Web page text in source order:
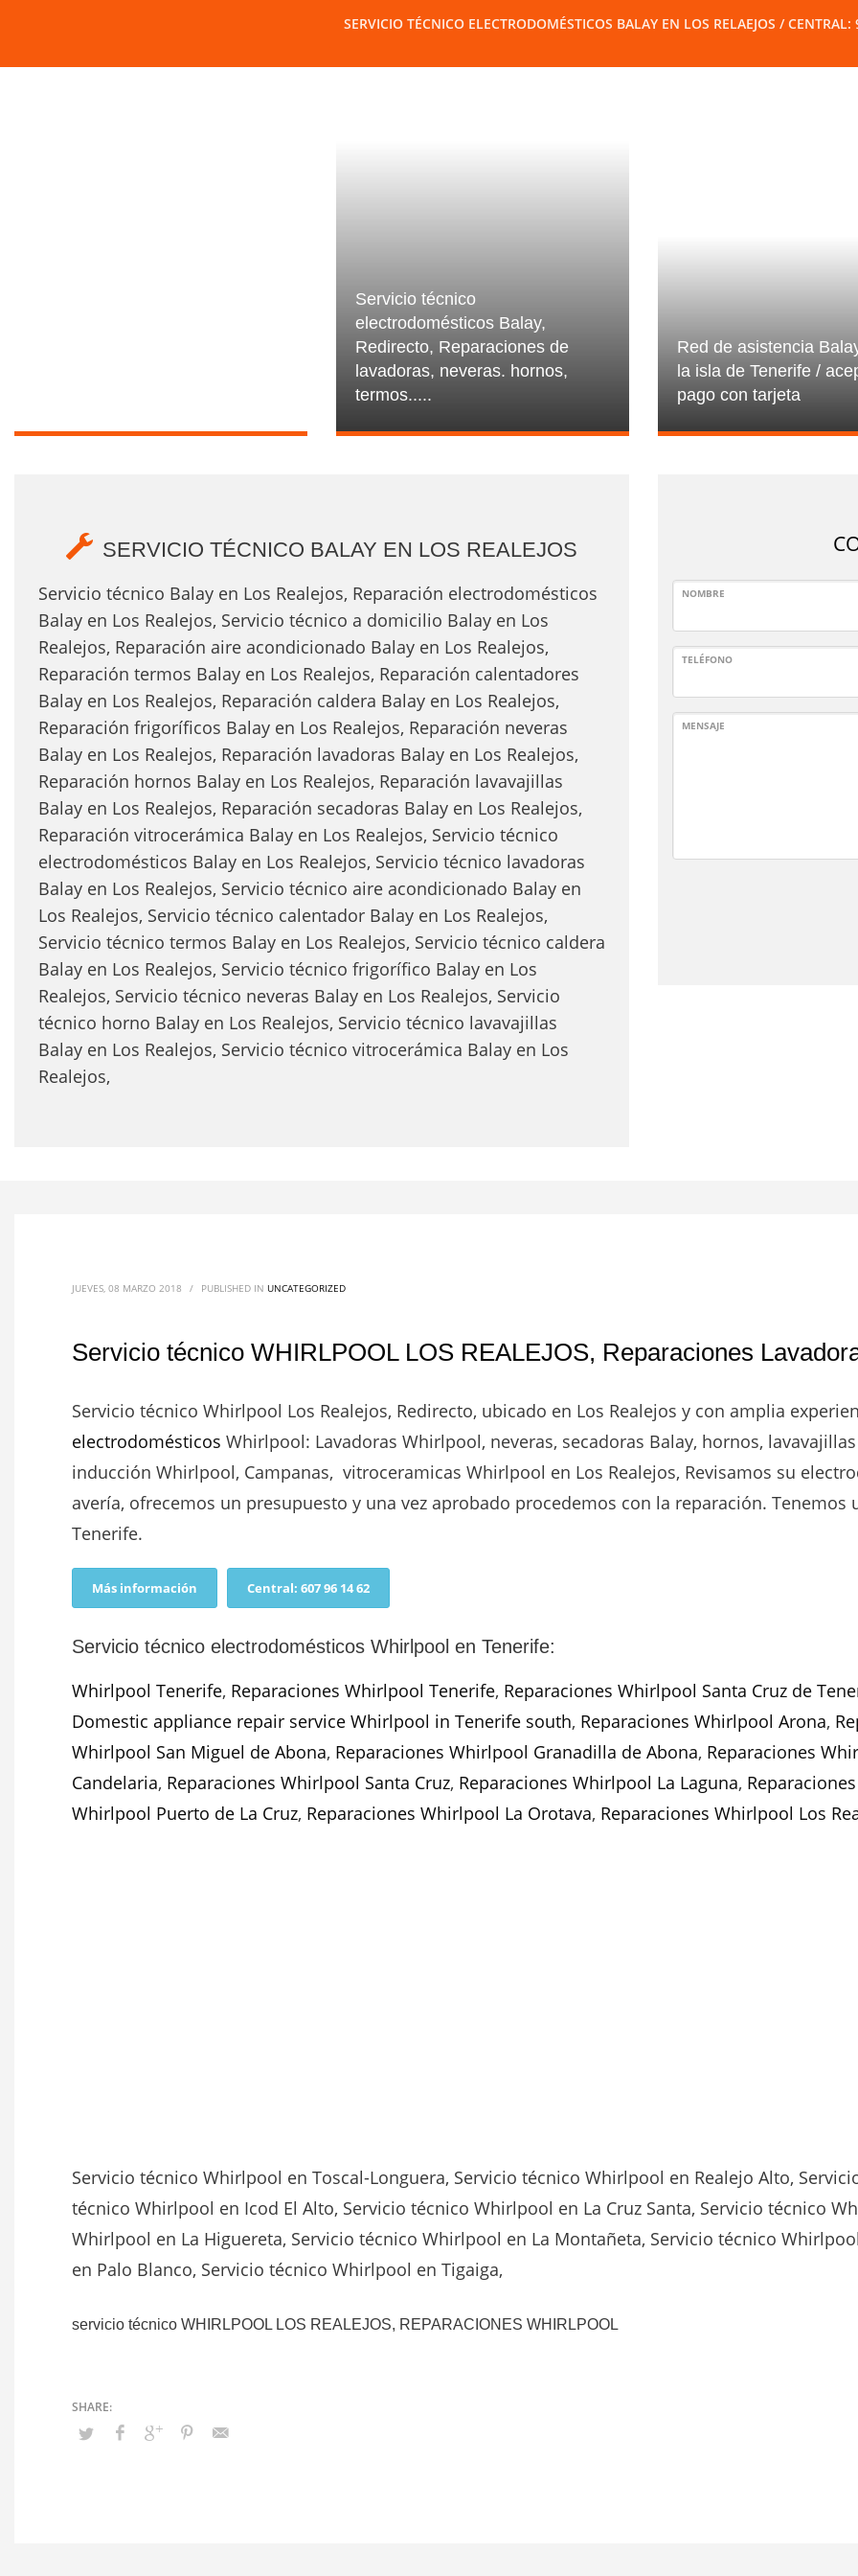
SERVICIO TÉCNICO ELECTRODOMÉSTICOS BALAY EN LOS RELAEJOS /
Servicio técnico
electrodomésticos Balay,
Redirecto, Reparaciones de
lavadoras, neveras. hornos,
termos.....
Red de asistencia
la isla de Tenerife /
pago con tarjeta
SERVICIO TÉCNICO BALAY EN LOS REALEJOS
Servicio técnico Balay en Los Realejos, Reparación electrodomésticos
Balay en Los Realejos, Servicio técnico a domicilio Balay en Los
Realejos, Reparación aire acondicionado Balay en Los Realejos,
Reparación termos Balay en Los Realejos, Reparación calentadores
Balay en Los Realejos, Reparación caldera Balay en Los Realejos,
Reparación frigoríficos Balay en Los Realejos, Reparación neveras
Balay en Los Realejos, Reparación lavadoras Balay en Los Realejos,
Reparación hornos Balay en Los Realejos, Reparación lavavajillas
Balay en Los Realejos, Reparación secadoras Balay en Los Realejos,
Reparación vitrocerámica Balay en Los Realejos, Servicio técnico
electrodomésticos Balay en Los Realejos, Servicio técnico lavadoras
Balay en Los Realejos, Servicio técnico aire acondicionado Balay en
Los Realejos, Servicio técnico calentador Balay en Los Realejos,
Servicio técnico termos Balay en Los Realejos, Servicio técnico caldera
Balay en Los Realejos, Servicio técnico frigorífico Balay en Los
Realejos, Servicio técnico neveras Balay en Los Realejos, Servicio
técnico horno Balay en Los Realejos, Servicio técnico lavavajillas
Balay en Los Realejos, Servicio técnico vitrocerámica Balay en Los
Realejos,
NOMBRE
TELÉFONO
MENSAJE
JUEVES, 08 MARZO 2018 / PUBLISHED IN UNCATEGORIZED
Servicio técnico WHIRLPOOL LOS REALEJOS, Reparaciones
Servicio técnico Whirlpool Los Realejos, Redirecto, ubicado en Los Realejos y con amplia
electrodomésticos Whirlpool: Lavadoras Whirlpool, neveras, secadoras Balay, hornos,
inducción Whirlpool, Campanas, vitroceramicas Whirlpool en Los Realejos, Revisamos su
avería, ofrecemos un presupuesto y una vez aprobado procedemos con la reparación.
Tenerife.
Más información Central: 607 96 14 62
Servicio técnico electrodomésticos Whirlpool en Tenerife:
Whirlpool Tenerife, Reparaciones Whirlpool Tenerife, Reparaciones Whirlpool Santa Cruz de
Domestic appliance repair service Whirlpool in Tenerife south, Reparaciones Whirlpool Arona,
Whirlpool San Miguel de Abona, Reparaciones Whirlpool Granadilla de Abona, Reparaciones
Candelaria, Reparaciones Whirlpool Santa Cruz, Reparaciones Whirlpool La Laguna,
Whirlpool Puerto de La Cruz, Reparaciones Whirlpool La Orotava, Reparaciones Whirlpool Los
Servicio técnico Whirlpool en Toscal-Longuera, Servicio técnico Whirlpool en Realejo Alto,
técnico Whirlpool en Icod El Alto, Servicio técnico Whirlpool en La Cruz Santa, Servicio técnico
Whirlpool en La Higuereta, Servicio técnico Whirlpool en La Montañeta, Servicio técnico
en Palo Blanco, Servicio técnico Whirlpool en Tigaiga,
servicio técnico WHIRLPOOL LOS REALEJOS, REPARACIONES WHIRLPOOL